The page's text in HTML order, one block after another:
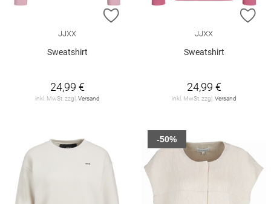
ZUR WUNSCHLISTE HINZUFÜGEN
JJXX
Sweatshirt
24,99 €
inkl. MwSt. zzgl.Versand
JJXX
Sweatshirt
24,99 €
inkl. MwSt. zzgl.Versand
-50%